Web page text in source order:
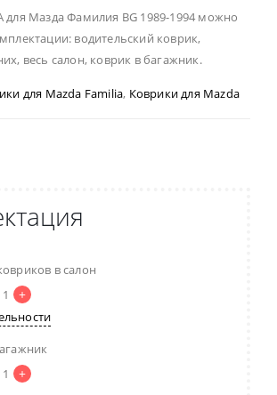
для Мазда Фамилия BG 1989-1994 можно
водительский коврик,
весь салон, коврик в багажник.
для Mazda Familia, Коврики для Mazda
в салон
1 +
1 +